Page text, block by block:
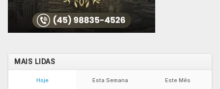
MAIS LIDAS
Hoje Esta Semana Este Mês